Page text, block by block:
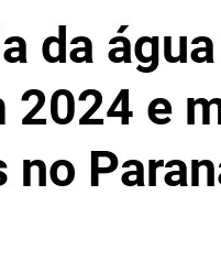
da
2024 e
no